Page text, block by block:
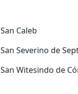
San Caleb
San Severino de
San Witesindo de